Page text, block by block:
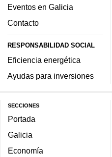
Eventos en Galicia
Contacto
RESPONSABILIDAD SOCIAL
Eficiencia energética
Ayudas para inversiones
SECCIONES
Portada
Galicia
Economía